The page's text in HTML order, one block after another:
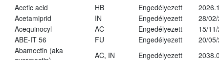
Acetic acid
HB Engedélyezett
Acetamiprid
IN Engedélyezett
28/
Acequinocyl
AC Engedélyezett
15/
ABE-IT 56
FU Engedélyezett
20/
Abamectin (aka
AC, IN Engedélyezett